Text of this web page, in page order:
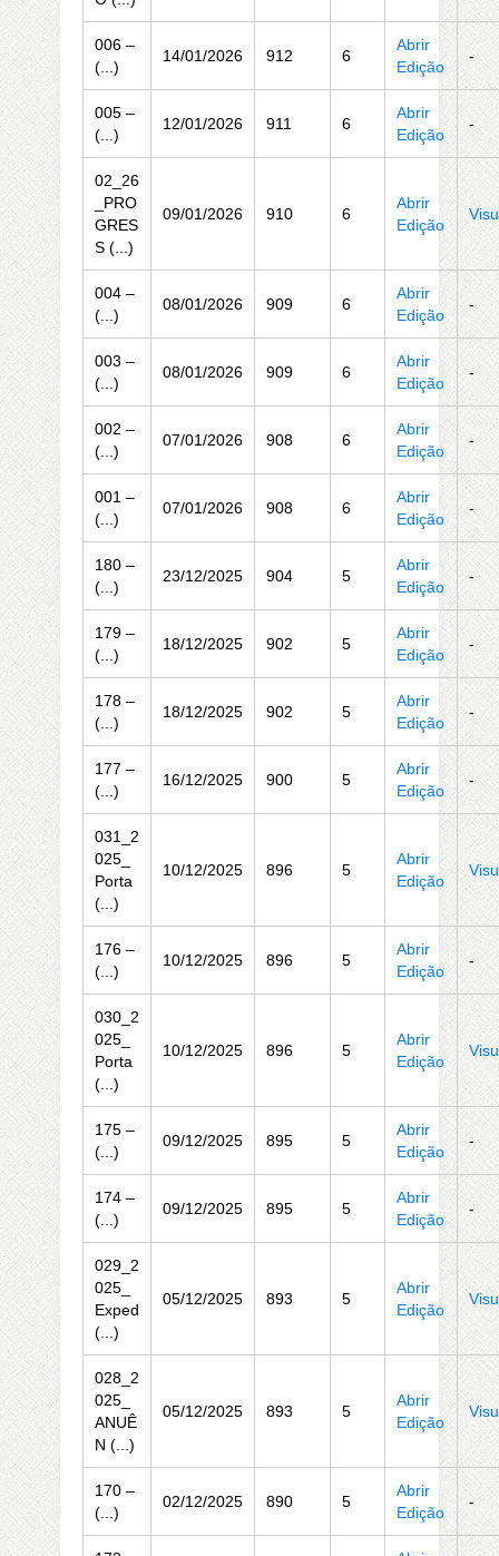
006 –
(...)
14/01/2026 912 6
Abrir
Edição
-
005 –
(...)
12/01/2026 911 6
Abrir
Edição
-
02_26
_PRO
GRES
S (...)
09/01/2026 910 6
Abrir
Edição
004 –
(...)
08/01/2026 909 6
Abrir
Edição
-
003 –
(...)
08/01/2026 909 6
Abrir
Edição
-
002 –
(...)
07/01/2026 908 6
Abrir
Edição
-
001 –
(...)
07/01/2026 908 6
Abrir
Edição
-
180 –
(...)
23/12/2025 904 5
Abrir
Edição
-
179 –
(...)
18/12/2025 902 5
Abrir
Edição
-
178 –
(...)
18/12/2025 902 5
Abrir
Edição
-
177 –
(...)
16/12/2025 900 5
Abrir
Edição
-
031_2
025_
Porta
(...)
10/12/2025 896 5
Abrir
Edição
176 –
(...)
10/12/2025 896 5
Abrir
Edição
-
030_2
025_
Porta
(...)
10/12/2025 896 5
Abrir
Edição
175 –
(...)
09/12/2025 895 5
Abrir
Edição
-
174 –
(...)
09/12/2025 895 5
Abrir
Edição
-
029_2
025_
Exped
(...)
05/12/2025 893 5
Abrir
Edição
028_2
025_
ANUÊ
N (...)
05/12/2025 893 5
Abrir
Edição
170 –
(...)
02/12/2025 890 5
Abrir
Edição
-